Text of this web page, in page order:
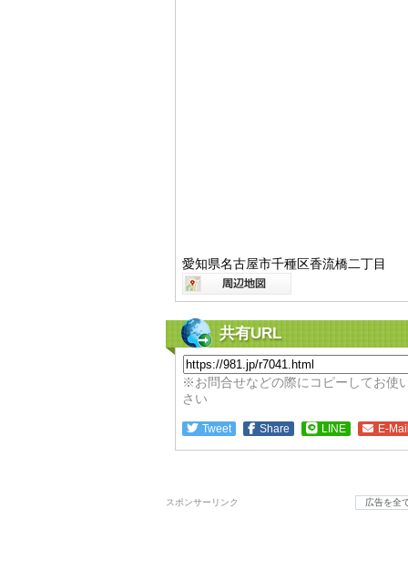
愛知県名古屋市千種区香流橋二丁目
共有URL
※お問合せなどの際にコピーしてお使
さい
Tweet Share LINE E-
スポンサーリンク 広告を全